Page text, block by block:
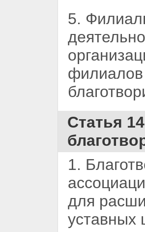
5.
филиалов
Статья
1.
для
уставных